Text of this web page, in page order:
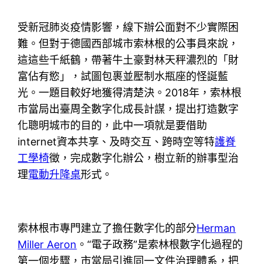
受新冠肺炎疫情影響，線下辦公面對不少實際困
難。但對于德國西部城市索林根的公事員來說，
這這些千紙鶴，帶著牛土豪對林天秤濃烈的「財
富佔有慾」，試圖包裹並壓制水瓶座的怪誕藍
光。一題目較好地獲得清楚決。2018年，索林根
市當局出臺周全數字化成長計謀，提出打造數字
化聰明城市的目的，此中一項就是要借助
internet資本共享、及時交互、跨時空等特護脊
工學椅徵，完成數字化辦公，樹立新的辦事型治
理電動升降桌形式。
索林根市專門建立了擔任數字化的部分Herman
Miller Aeron 。“電子政務”是索林根數字化過程的
第一個步驟，市當局引進同一文件治理體系，把